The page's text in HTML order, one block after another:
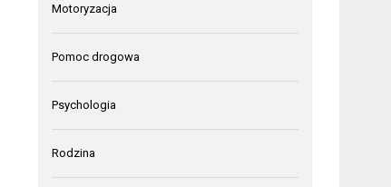
Motoryzacja
Pomoc drogowa
Psychologia
Rodzina